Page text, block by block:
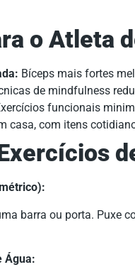
o Atleta
Bíceps mais fortes
de mindfulness
funcionais
casa, com itens
barra ou porta. Puxe
Água: